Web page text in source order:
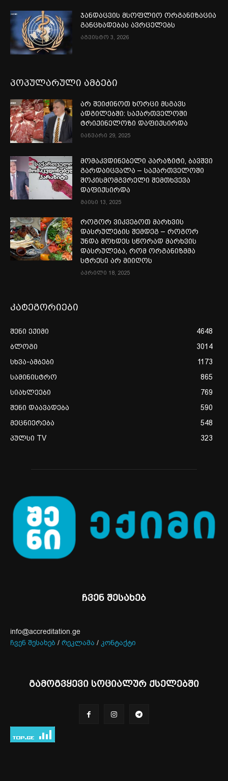
ჯანდაცვის მსოფლიო ორგანიზაცია
განცხადებას ავრცელებს
აგვისტო 3, 2026
პოპულარული ამბები
არ შეიძინოთ ხორცი მსგავს
ადგილებში: საქართველოში
ტრიქინელოზი დაფიქსირდა
იანვარი 29, 2025
მომაკვდინებელი პარაზიტი, ბავშვი
გარდაიცვალა – საქართველოში
შოკისმომგვრელი შემთხვევა
დაფიქსირდა
მაისი 13, 2025
როგორ ვიკვებოთ მარხვის
დასრულების შემდეგ – როგორ
უნდა მოხდეს სწორად მარხვის
დასრულება, რომ ორგანიზმმა
სტრესი არ მიიღოს
აპრილი 18, 2025
კატეგორიები
შენი ექიმი
4648
ბლოგი
3014
სხვა-ამბები
1173
სამინისტრო
865
სიახლეები
769
შენი დაავადება
590
მეცნიერება
548
პულსი TV
323
ჩვენ შესახებ
info@accreditation.ge
ჩვენ შესახებ / რეკლამა / კონტაქტი
გამოგვყევი სოციალურ ქსელებში